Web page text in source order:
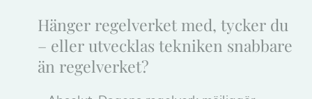
Hänger regelverket med, tycker du
– eller utvecklas tekniken snabbare
än regelverket?